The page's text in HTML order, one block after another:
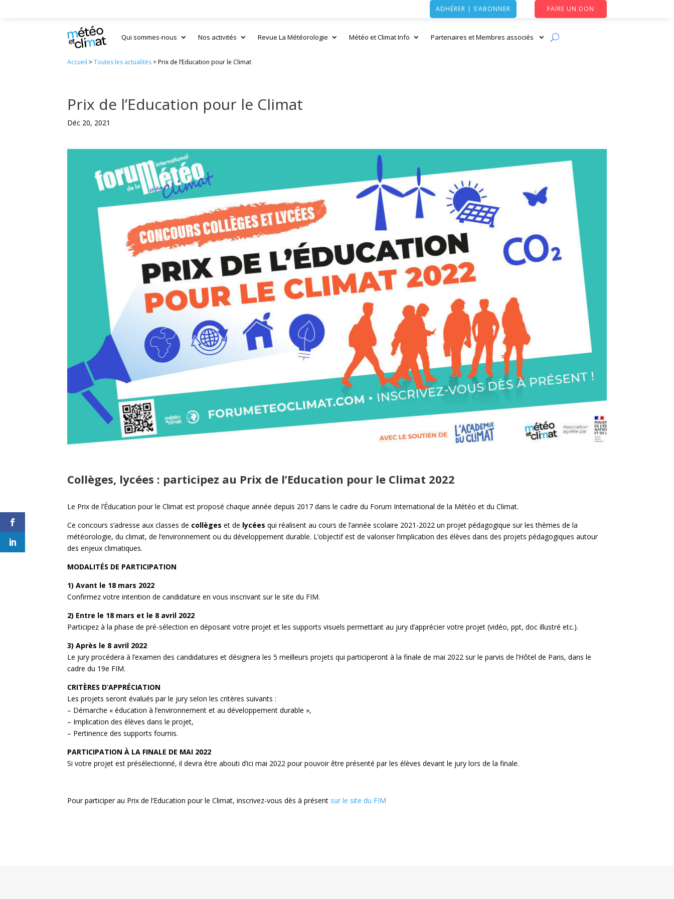
ADHÉRER | S’ABONNER FAIRE UN DON
Qui sommes-nous Nos activités Revue La Météorologie Météo et Climat Info Partenaires et Membres associés
Accueil >Toutes les actualités >Prix de l’Education pour le Climat
Prix de l’Education pour le Climat
Déc 20, 2021
Collèges, lycées : participez au Prix de l’Education pour le Climat 2022
Le Prix de l’Éducation pour le Climat est proposé chaque année depuis 2017 dans le cadre du Forum International de la Météo et du Climat.
Ce concours s’adresse aux classes de collèges et de lycées qui réalisent au cours de l’année scolaire 2021-2022 un projet pédagogique sur les thèmes de la
météorologie, du climat, de l’environnement ou du développement durable. L’objectif est de valoriser l’implication des élèves dans des projets pédagogiques autour
des enjeux climatiques.
MODALITÉS DE PARTICIPATION
1) Avant le 18 mars 2022
Confirmez votre intention de candidature en vous inscrivant sur le site du FIM.
2) Entre le 18 mars et le 8 avril 2022
Participez à la phase de pré-sélection en déposant votre projet et les supports visuels permettant au jury d’apprécier votre projet (vidéo, ppt, doc illustré etc.).
3) Après le 8 avril 2022
Le jury procédera à l’examen des candidatures et désignera les 5 meilleurs projets qui participeront à la finale de mai 2022 sur le parvis de l’Hôtel de Paris, dans le
cadre du 19e FIM.
CRITÈRES D’APPRÉCIATION
Les projets seront évalués par le jury selon les critères suivants :
– Démarche « éducation à l’environnement et au développement durable »,
– Implication des élèves dans le projet,
– Pertinence des supports fournis.
PARTICIPATION À LA FINALE DE MAI 2022
Si votre projet est présélectionné, il devra être abouti d’ici mai 2022 pour pouvoir être présenté par les élèves devant le jury lors de la finale.
Pour participer au Prix de l’Education pour le Climat, inscrivez-vous dès à présent sur le site du FIM